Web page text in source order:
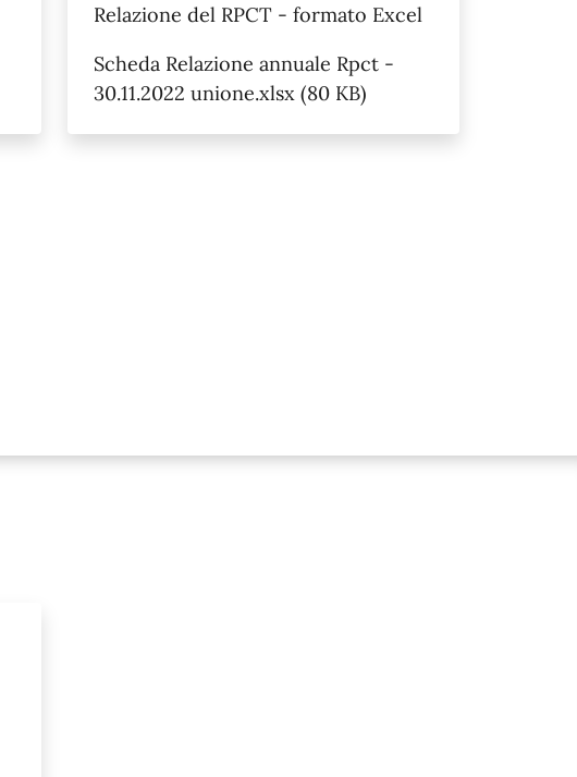
Relazione del RPCT - formato Excel
Scheda Relazione annuale Rpct -
30.11.2022 unione.xlsx (80 KB)